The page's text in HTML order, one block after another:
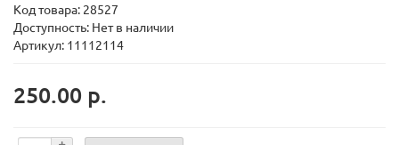
Код товара: 28527
Доступность: Нет в наличии
Артикул: 11112114
250.00 р.